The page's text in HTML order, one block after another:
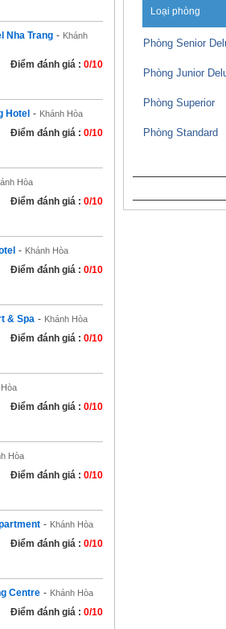
Nha Trang - Khánh
Điểm đánh giá : 0/10
Hotel - Khánh Hòa
Điểm đánh giá : 0/10
Hòa
Điểm đánh giá : 0/10
- Khánh Hòa
Điểm đánh giá : 0/10
& Spa - Khánh Hòa
Điểm đánh giá : 0/10
Điểm đánh giá : 0/10
Hòa
Điểm đánh giá : 0/10
- Khánh Hòa
Điểm đánh giá : 0/10
Centre - Khánh Hòa
Điểm đánh giá : 0/10
Loại phòng
Phòng Senior
Phòng Junior
Phòng Superior
Phòng Standard